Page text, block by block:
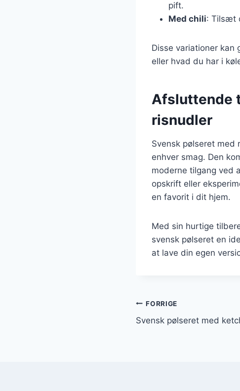
pift.
Med chili: Tilsæt
Disse variationer
eller hvad du har i
Afsluttende
risnudler
Svensk pølseret
enhver smag. Den
moderne tilgang ved
opskrift eller
en favorit i dit hjem.
Med sin hurtige
svensk pølseret en
at lave din egen
FORRIGE
Svensk pølseret med